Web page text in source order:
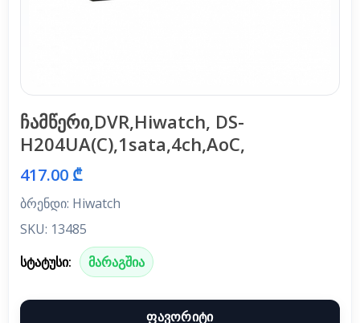
ჩამწერი,DVR,Hiwatch, DS-
H204UA(C),1sata,4ch,AoC,
417.00 ₾
ბრენდი: Hiwatch
SKU: 13485
სტატუსი:
მარაგშია
ფავორიტი